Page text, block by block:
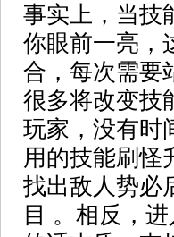
事实上，当技
你眼前一亮，
合，每次需要
很多将改变技
玩家，没有时
用的技能刷怪
找出敌人势必
目 。相反，